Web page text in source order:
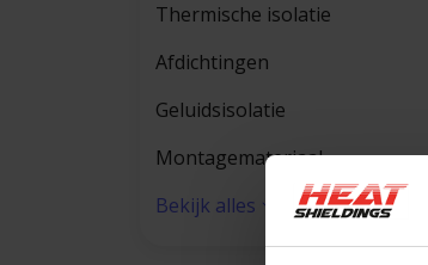
Thermische isolatie
Afdichtingen
Geluidsisolatie
Montagemateriaal
Bekijk alles